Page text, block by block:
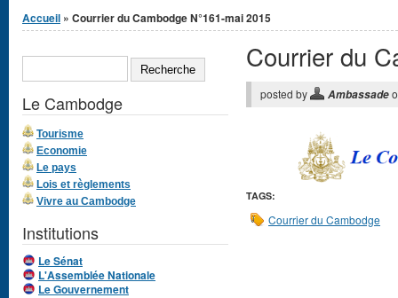
Vous êtes ici
Accueil » Courrier du Cambodge N°161-mai 2015
Courrier du
posted by Ambassade
TAGS:
Courrier du Cambodge
Formulaire de
recherche
Le Cambodge
Tourisme
Economie
Le pays
Lois et règlements
Vivre au Cambodge
Institutions
Le Sénat
L'Assemblée Nationale
Le Gouvernement